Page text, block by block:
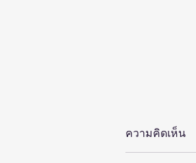
ความคิดเห็น